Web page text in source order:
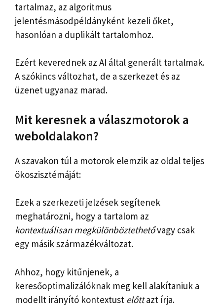
tartalmaz, az algoritmus
jelentésmásodpéldányként kezeli őket,
hasonlóan a duplikált tartalomhoz.
Ezért keverednek az AI által generált tartalmak.
A szókincs változhat, de a szerkezet és az
üzenet ugyanaz marad.
Mit keresnek a válaszmotorok a
weboldalakon?
A szavakon túl a motorok elemzik az oldal teljes
ökoszisztémáját:
Ezek a szerkezeti jelzések segítenek
meghatározni, hogy a tartalom az
kontextuálisan megkülönböztethetővagy csak
egy másik származékváltozat.
Ahhoz, hogy kitűnjenek, a
keresőoptimalizálóknak meg kell alakítaniuk a
modellt irányító kontextust előttazt írja.